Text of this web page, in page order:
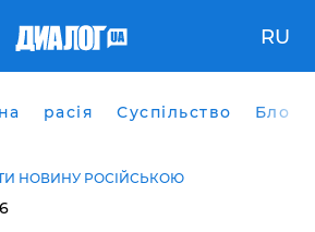
RU
расія Суспільство Блоги
НОВИНУ РОСІЙСЬКОЮ